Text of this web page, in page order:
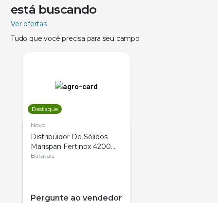
está buscando
Ver ofertas
Tudo que você precisa para seu campo
Destaque
Novo
Distribuidor De Sólidos
Marispan Fertinox 4200
Citrus
Batatais
Pergunte ao vendedor